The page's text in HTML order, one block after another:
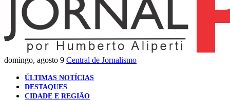
domingo, agosto 9 Central de Jornalismo
ÚLTIMAS NOTÍCIAS
DESTAQUES
CIDADE E REGIÃO